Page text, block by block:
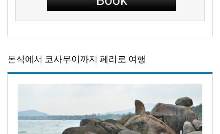
돈삭에서 코사무이까지 페리로 여행